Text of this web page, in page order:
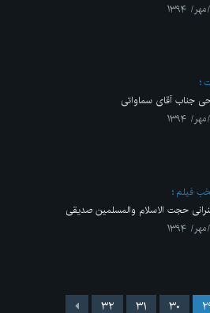
جناب آقای سماواتی
فیلم
حجت الاسلام والمسلمین صدیقی
۳۰ ۳۱ ۳۲